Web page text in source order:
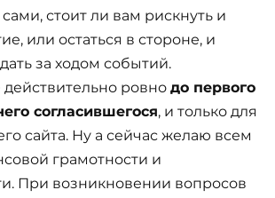
стоит ли вам рискнуть и
или остаться в стороне, и
за ходом событий.
ровно до первого
согласившегося, и только для
сайта. Ну а сейчас желаю всем
грамотности и
При возникновении вопросов